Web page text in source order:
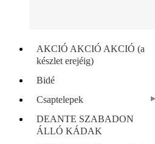
AKCIÓ AKCIÓ AKCIÓ (a
készlet erejéig)
Bidé
Csaptelepek
DEANTE SZABADON
ÁLLÓ KÁDAK